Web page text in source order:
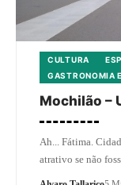
CULTURA
GASTRONOMIA
Mochilão –
Ah... Fátima.
atrativo se não